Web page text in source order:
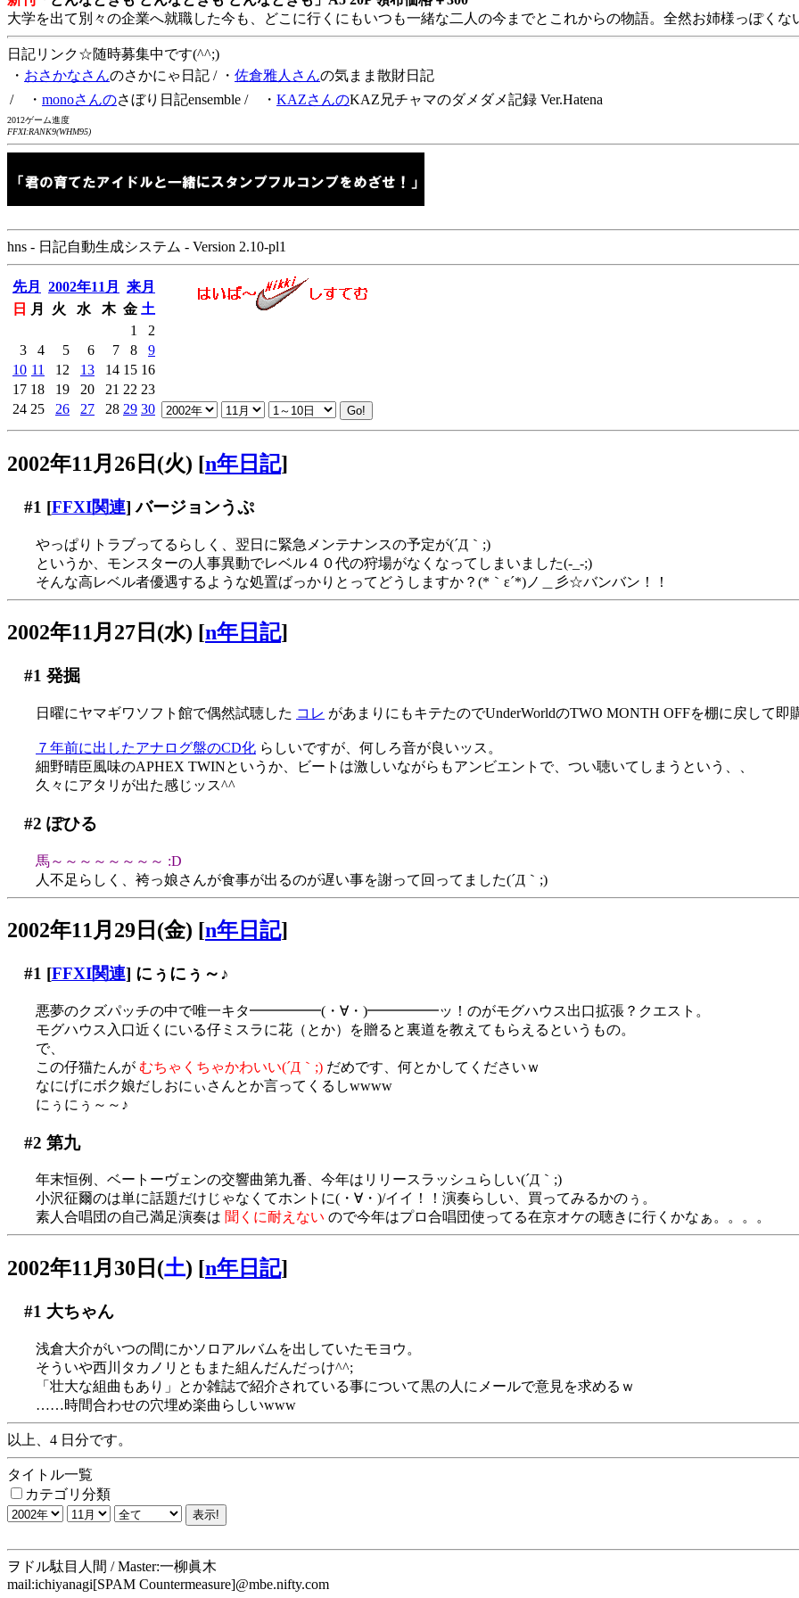
大学を出て別々の企業へ就職した今も、どこに行くにもいつも一緒な二人の今までとこれからの物語。全然お姉様っぽくな
日記リンク☆随時募集中です(^^;)
・ おさかなさんのさかにゃ日記 / ・ 佐倉雅人さんの気まま散財日記
/ ・ monoさんのさぼり日記ensemble / ・ KAZさんのKAZ兄チャマのダメダメ記録 Ver.Hatena
2012ゲーム進度
FFXI:RANK9(WHM95)
hns - 日記自動生成システム - Version 2.10-pl1
先月 2002年11月
来月
日
月 火 水 木 金 土
1
2
3
4 5 6 7 8
9
10 11 12 13 14 15 16
17 18 19 20 21 22 23
24 25 26 27 28 29 30
2002年11月26日(火) [n年日記]
#1 [FFXI関連] バージョンうぷ
やっぱりトラブってるらしく、翌日に緊急メンテナンスの予定が(´Д｀;)
というか、モンスターの人事異動でレベル４０代の狩場がなくなってしまいました(-_-;)
そんな高レベル者優遇するような処置ばっかりとってどうしますか？(*｀ε´*)ノ＿彡☆バンバン！！
2002年11月27日(水) [n年日記]
#1 発掘
日曜にヤマギワソフト館で偶然試聴した コレ があまりにもキテたのでUnderWorldのTWO MONTH OFFを棚に戻して即
７年前に出したアナログ盤のCD化 らしいですが、何しろ音が良いッス。
細野晴臣風味のAPHEX TWINというか、ビートは激しいながらもアンビエントで、つい聴いてしまうという、、
久々にアタリが出た感じッス^^
#2 ぽひる
馬～～～～～～～～ :D
人不足らしく、袴っ娘さんが食事が出るのが遅い事を謝って回ってました(´Д｀;)
2002年11月29日(金) [n年日記]
#1 [FFXI関連] にぅにぅ～♪
悪夢のクズパッチの中で唯一キタ━━━━━(・∀・)━━━━━ッ！のがモグハウス出口拡張？クエスト。
モグハウス入口近くにいる仔ミスラに花（とか）を贈ると裏道を教えてもらえるというもの。
で、
この仔猫たんが むちゃくちゃかわいい(´Д｀;) だめです、何とかしてくださいｗ
なにげにボク娘だしおにぃさんとか言ってくるしwwww
にぅにぅ～～♪
#2 第九
年末恒例、ベートーヴェンの交響曲第九番、今年はリリースラッシュらしい(´Д｀;)
小沢征爾のは単に話題だけじゃなくてホントに(・∀・)/イイ！！演奏らしい、買ってみるかのぅ。
素人合唱団の自己満足演奏は 聞くに耐えない ので今年はプロ合唱団使ってる在京オケの聴きに行くかなぁ。。。。
2002年11月30日(土) [n年日記]
#1 大ちゃん
浅倉大介がいつの間にかソロアルバムを出していたモヨウ。
そういや西川タカノリともまた組んだんだっけ^^;
「壮大な組曲もあり」とか雑誌で紹介されている事について黒の人にメールで意見を求めるｗ
……時間合わせの穴埋め楽曲らしいwww
以上、4 日分です。
タイトル一覧
カテゴリ分類
ヲドル駄目人間 / Master:一柳眞木
mail:ichiyanagi[SPAM Countermeasure]@mbe.nifty.com